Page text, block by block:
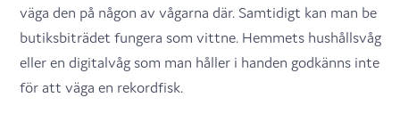
väga den på någon av vågarna där. Samtidigt kan man be
butiksbiträdet fungera som vittne. Hemmets hushållsvåg
eller en digitalvåg som man håller i handen godkänns inte
för att väga en rekordfisk.